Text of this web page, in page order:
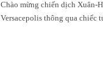
Chào mừng chiến dịch Xuân-
Versacepolis thông qua chiếc